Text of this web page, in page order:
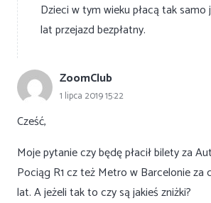
Dzieci w tym wieku płacą tak samo
lat przejazd bezpłatny.
ZoomClub
1 lipca 2019 15:22
Cześć,
Moje pytanie czy będę płacił bilety za
Pociąg R1 cz też Metro w Barcelonie za
lat. A jeżeli tak to czy są jakieś zniżki?